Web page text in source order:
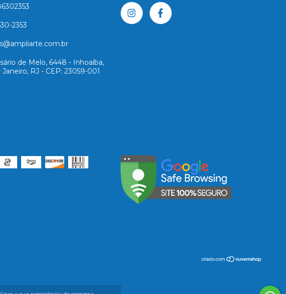
2353
de Melo, 6448 - Inhoaíba,
Janeiro, RJ - CEP: 23059-001